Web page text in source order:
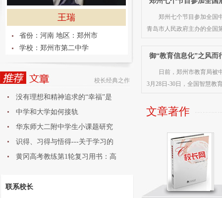
王瑞
省份：河南 地区：郑州市
学校：郑州市第二中学
校长经典之作
没有理想和精神追求的“幸福”是
中学和大学如何接轨
华东师大二附中学生小课题研究
论
识得、习得与悟得---关于学习的
黄冈高考教练第1轮复习用书：高
联系校长
郑州七个节目参加全国
青岛市人民政府主办的全国
御“教育信息化”之风而
日前，郑州市教育局被
3月28日-30日，全国智慧教
文章著作